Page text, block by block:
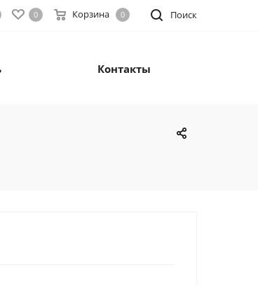
Поиск
0 Корзина 0
Контакты